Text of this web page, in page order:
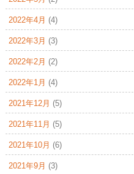
2022年4月 (4)
2022年3月 (3)
2022年2月 (2)
2022年1月 (4)
2021年12月 (5)
2021年11月 (5)
2021年10月 (6)
2021年9月 (3)